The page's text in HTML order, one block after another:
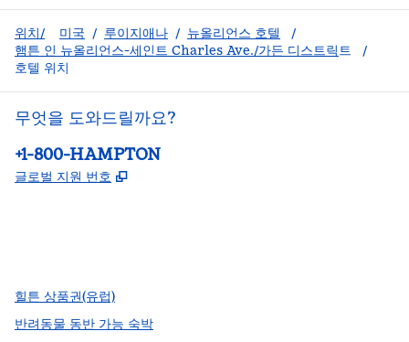
위치/ 미국 / 루이지애나 / 뉴올리언스 호텔
/
햄튼 인 뉴올리언스-세인트 Charles Ave./가든 디스트릭트
/
호텔 위치
무엇을 도와드릴까요?
전화:
+1-800-HAMPTON
글로벌 지원 번호 ,
힐튼 상품권(유럽)
반려동물 동반 가능 숙박